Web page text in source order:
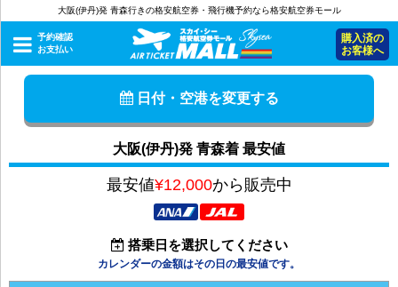
大阪(伊丹)発 青森行きの格安航空券・飛行機予約なら格安航空券モール
予約確認
お支払い
購入済の
お客様へ
日付・空港を変更する
大阪(伊丹)発 青森着 最安値
最安値¥12,000から販売中
搭乗日を選択してください
カレンダーの金額はその日の最安値です。